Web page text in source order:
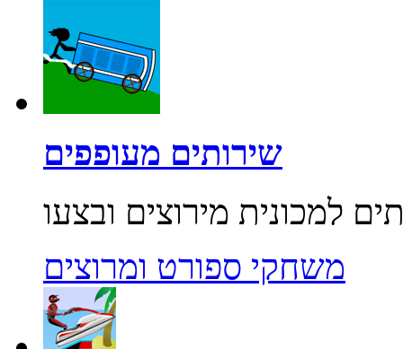
שירותים מעופפים
משחקי ספורט ומרוצים